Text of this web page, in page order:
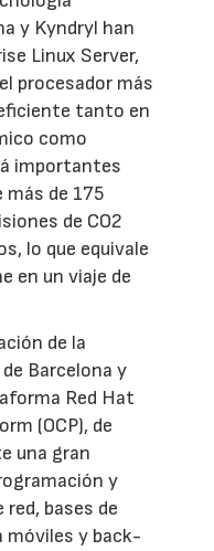
y Kyndryl han
Linux Server,
procesador más
tanto en
como
importantes
de 175
de CO2
lo que equivale
en un viaje de
de la
Barcelona y
Red Hat
(OCP), de
una gran
y
bases de
y back-